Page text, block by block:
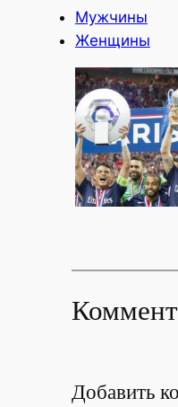
Мужчины
Женщины
Добавить